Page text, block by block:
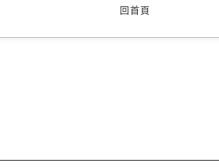
回首頁